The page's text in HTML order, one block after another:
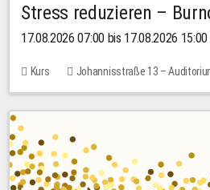
Stress reduzieren –
17.08.2026 07:00 bis 17.08.2026 15:00
Kurs Johannisstraße 13 –
10,00 EUR